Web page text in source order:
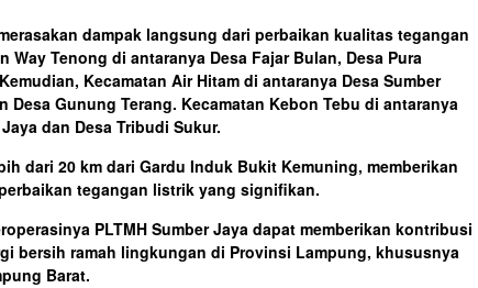
dampak langsung dari perbaikan kualitas tegangan
Way Tenong di antaranya Desa Fajar Bulan, Desa Pura
Kecamatan Air Hitam di antaranya Desa Sumber
Desa Gunung Terang. Kecamatan Kebon Tebu di antaranya
dan Desa Tribudi Sukur.
dari 20 km dari Gardu Induk Bukit Kemuning, memberikan
tegangan listrik yang signifikan.
PLTMH Sumber Jaya dapat memberikan kontribusi
bersih ramah lingkungan di Provinsi Lampung, khususnya
Barat.